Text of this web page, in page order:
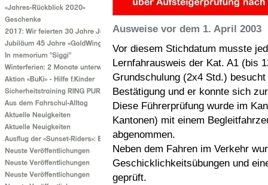
Ausweise vor dem 1. April 2003
Vor diesem Stichdatum musste
Lernfahrausweis der Kat. A1 (bis
Grundschulung (2x4 Std.)
Bestätigung und er konnte sich
Diese Führerprüfung wurde im
Kantonen) mit einem
abgenommen.
Neben dem Fahren im Verkehr
Geschicklichkeitsübungen und
geprüft.